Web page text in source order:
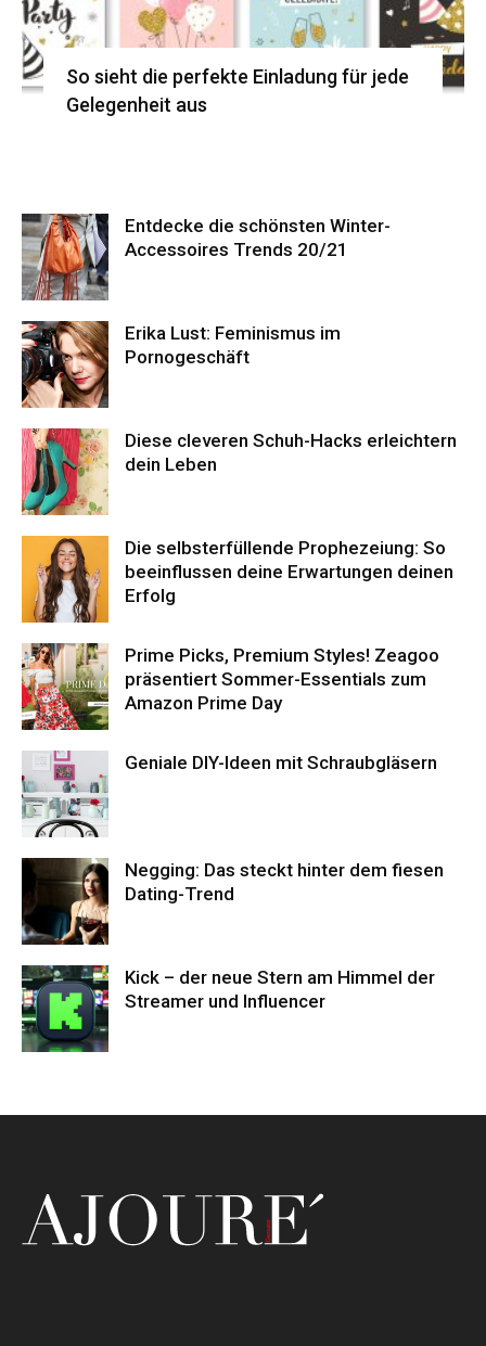
So sieht die perfekte Einladung für jede
Gelegenheit aus
Entdecke die schönsten Winter-
Accessoires Trends 20/21
Erika Lust: Feminismus im
Pornogeschäft
Diese cleveren Schuh-Hacks erleichtern
dein Leben
Die selbsterfüllende Prophezeiung: So
beeinflussen deine Erwartungen deinen
Erfolg
Prime Picks, Premium Styles! Zeagoo
präsentiert Sommer-Essentials zum
Amazon Prime Day
Geniale DIY-Ideen mit Schraubgläsern
Negging: Das steckt hinter dem fiesen
Dating-Trend
Kick – der neue Stern am Himmel der
Streamer und Influencer